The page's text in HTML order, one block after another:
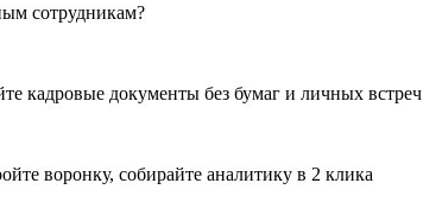
сотрудникам?
кадровые документы без бумаг и личных встреч
воронку, собирайте аналитику в 2 клика